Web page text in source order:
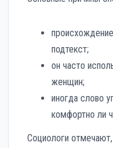
подтекст;
он часто
женщин;
иногда слово
комфортно ли
Социологи